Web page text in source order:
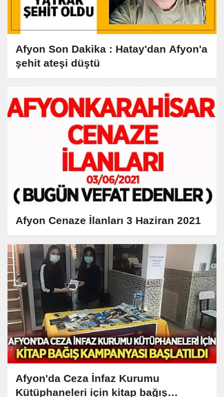
Afyon Son Dakika : Hatay'dan Afyon'a
şehit ateşi düştü
Afyon Cenaze İlanları 3 Haziran 2021
Afyon'da Ceza İnfaz Kurumu
Kütüphaneleri için kitap bağış